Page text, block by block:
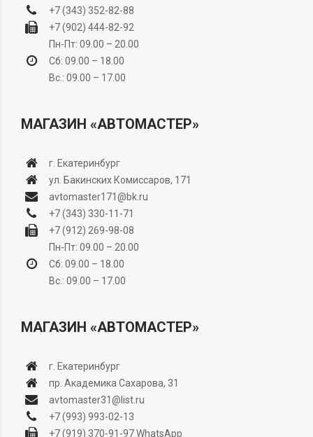
+7 (343) 352-82-88
+7 (902) 444-82-92
Пн-Пт: 09.00 – 20.00
Сб: 09.00 – 18.00
Вс.: 09.00 – 17.00
МАГАЗИН «АВТОМАСТЕР»
г. Екатеринбург
ул. Бакинских Комиссаров, 171
avtomaster171@bk.ru
+7 (343) 330-11-71
+7 (912) 269-98-08
Пн-Пт: 09.00 – 20.00
Сб: 09.00 – 18.00
Вс.: 09.00 – 17.00
МАГАЗИН «АВТОМАСТЕР»
г. Екатеринбург
пр. Академика Сахарова, 31
avtomaster31@list.ru
+7 (993) 993-02-13
+7 (919) 370-91-97WhatsApp